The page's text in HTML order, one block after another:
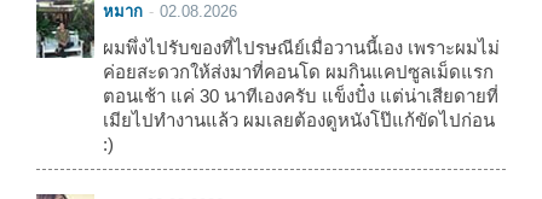
หมาก 02.08.2026
ผมพึ่งไปรับของที่ไปรษณีย์เมื่อวานนี้เอง เพราะผมไม่
ค่อยสะดวกให้ส่งมาที่คอนโด ผมกินแคปซูลเม็ดแรก
ตอนเช้า แค่ 30 นาทีเองครับ แข็งปั๋ง แต่น่าเสียดายที่
เมียไปทำงานแล้ว ผมเลยต้องดูหนังโป๊แก้ขัดไปก่อน
:)